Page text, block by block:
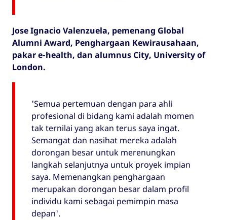
Jose Ignacio Valenzuela, pemenang Global
Alumni Award, Penghargaan Kewirausahaan,
pakar e-health, dan alumnus City, University of
London.
'Semua pertemuan dengan para ahli
profesional di bidang kami adalah momen
tak ternilai yang akan terus saya ingat.
Semangat dan nasihat mereka adalah
dorongan besar untuk merenungkan
langkah selanjutnya untuk proyek impian
saya. Memenangkan penghargaan
merupakan dorongan besar dalam profil
individu kami sebagai pemimpin masa
depan'.